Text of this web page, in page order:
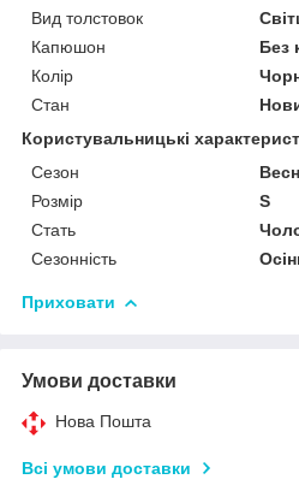
Вид толстовок
Капюшон
Без
Колір
Стан
Користувальницькі
Сезон
Розмір
S
Стать
Сезонність
Приховати
Умови доставки
Нова Пошта
Всі умови доставки